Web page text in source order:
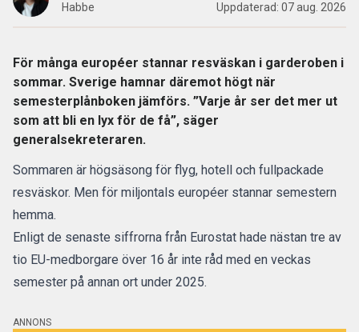
Habbe
Uppdaterad: 07 aug. 2026
För många européer stannar resväskan i garderoben i
sommar. Sverige hamnar däremot högt när
semesterplånboken jämförs. ”Varje år ser det mer ut
som att bli en lyx för de få”, säger
generalsekreteraren.
Sommaren är högsäsong för flyg, hotell och fullpackade
resväskor. Men för miljontals européer stannar semestern
hemma.
Enligt de senaste siffrorna från Eurostat hade nästan tre av
tio EU-medborgare över 16 år inte råd med en veckas
semester på annan ort under 2025.
ANNONS